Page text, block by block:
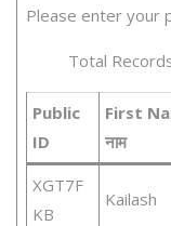
Please enter your
Total
Public
ID
First
नाम
XGT7F
KB
Kailash